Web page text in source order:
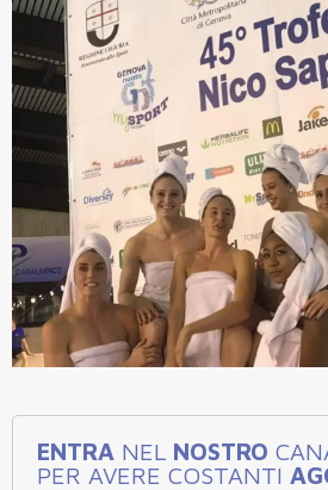
ENTRA NEL NOSTRO
PER AVERE COSTANTI